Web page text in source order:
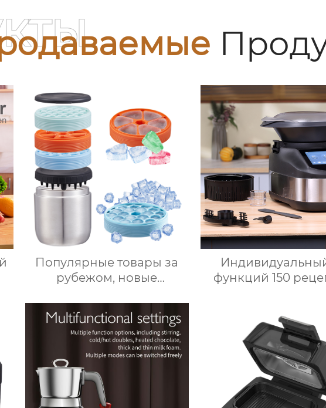
Популярные товары за
рубежом, новые
стали, изоляционные
ведерки, многослойное
приготовление льда,
быстрое высвобождение,
бытовые льдогенераторы
функций 150
кухонный